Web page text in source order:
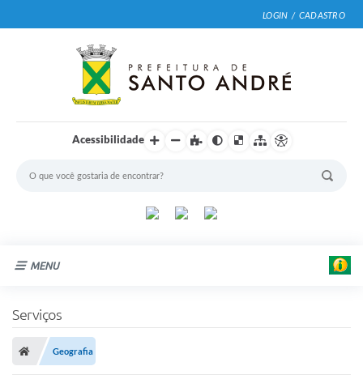
LOGIN / CADASTRO
Acessibilidade
MENU
Portal de Serviços
Serviços
Geografia